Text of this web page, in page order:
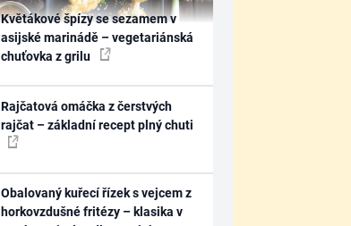
Květákové špízy se sezamem v
asijské marinádě – vegetariánská
chuťovka z grilu
Rajčatová omáčka z čerstvých
rajčat – základní recept plný chuti
Obalovaný kuřecí řízek s vejcem z
horkovzdušné fritézy – klasika v